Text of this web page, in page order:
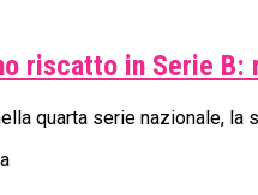
riscatto in Serie B:
quarta serie nazionale, la